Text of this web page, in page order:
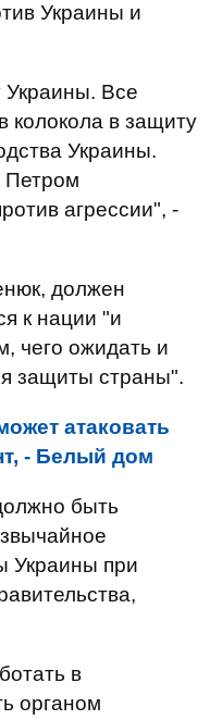
Украины и
Украины. Все
колокола в защиту
Украины.
Петром
агрессии", -
должен
к нации "и
чего ожидать и
защиты страны".
атаковать
- Белый дом
быть
Украины при
в
органом